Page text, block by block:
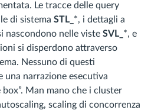
Le tracce delle query
di sistema STL_ *, i dettagli a
nascondono nelle viste SVL_ *, e
si disperdono attraverso
Nessuno di questi
narrazione esecutiva
Man mano che i cluster
scaling di concorrenza